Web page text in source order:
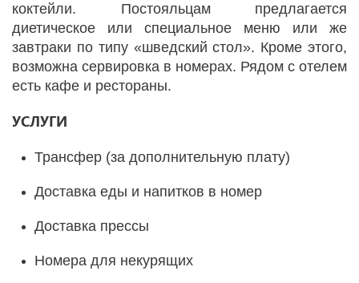
коктейли. Постояльцам предлагается
диетическое или специальное меню или же
завтраки по типу «шведский стол». Кроме этого,
возможна сервировка в номерах. Рядом с отелем
есть кафе и рестораны.
УСЛУГИ
Трансфер (за дополнительную плату)
Доставка еды и напитков в номер
Доставка прессы
Номера для некурящих